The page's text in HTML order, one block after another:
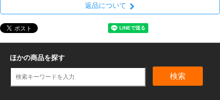
返品について
ほかの商品を探す
検索